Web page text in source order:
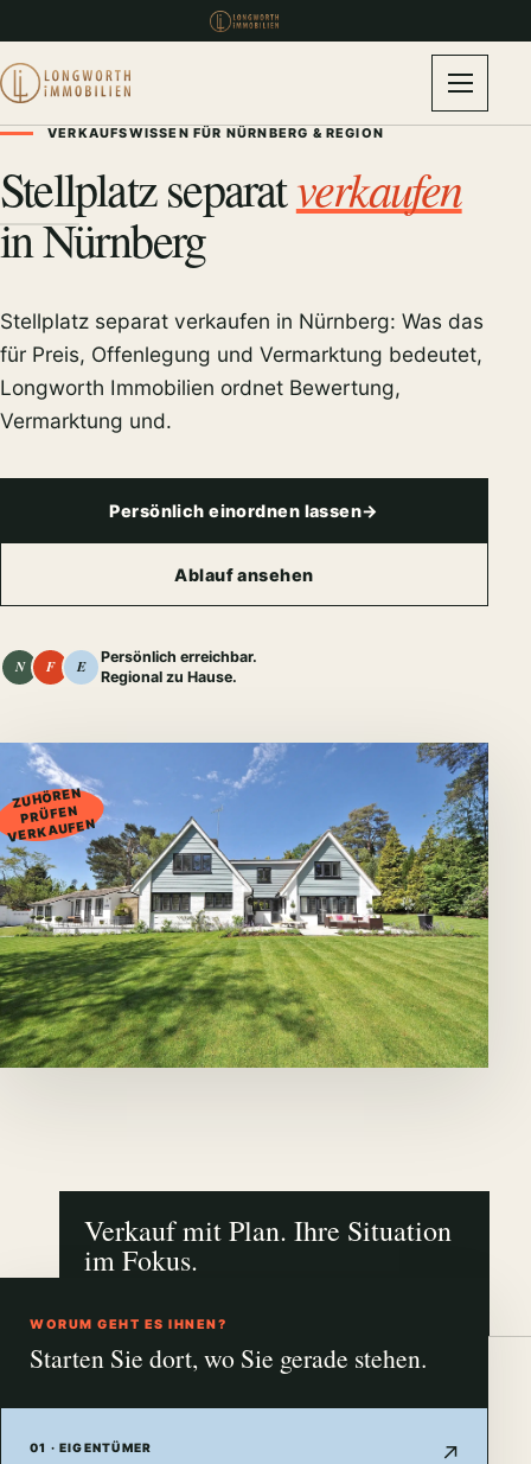
VERKAUFSWISSEN FÜR NÜRNBERG & REGION
Stellplatz separatverkaufen
in Nürnberg
Stellplatz separat verkaufen in Nürnberg: Was das
für Preis, Offenlegung und Vermarktung bedeutet,
Longworth Immobilien ordnet Bewertung,
Vermarktung und.
Persönlich einordnen lassen→
Ablauf ansehen
N F E
Persönlich erreichbar.
Regional zu Hause.
01
ZUHÖREN
PRÜFEN
VERKAUFEN
Verkauf mit Plan. Ihre Situation
im Fokus.
WORUM GEHT ES IHNEN?
Starten Sie dort, wo Sie gerade stehen.
01 · EIGENTÜMER